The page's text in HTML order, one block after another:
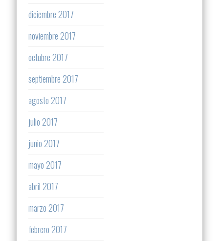
diciembre 2017
noviembre 2017
octubre 2017
septiembre 2017
agosto 2017
julio 2017
junio 2017
mayo 2017
abril 2017
marzo 2017
febrero 2017